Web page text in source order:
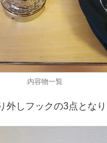
内容物一覧
外しフックの3点となり